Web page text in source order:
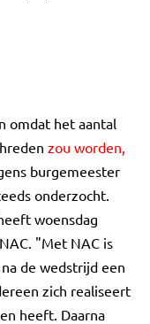
omdat het aantal
zou worden,
burgemeester
onderzocht.
woensdag
"Met NAC is
de wedstrijd een
zich realiseert
heeft. Daarna